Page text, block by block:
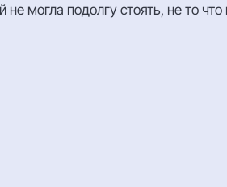
подолгу стоять, не то что